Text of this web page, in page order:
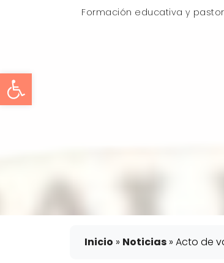
Abrir barra de
Formación educativa y
Inicio » Noticias » Acto de